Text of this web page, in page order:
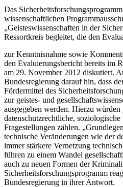
Das
wissenschaftlichen
„Geisteswissenschaften in der
Ressortkreis begleitet, die den
zur Kenntnisnahme sowie
den Evaluierungsbericht bereits im
am 29. November 2012 diskutiert.
Bundesregierung darauf hin, dass
Fördermittel des
zur geistes- und
ausgegeben werden. Hierzu würden
datenschutzrechtliche,
Fragestellungen zählen.
technische Veränderungen wie der
immer stärkere Vernetzung
führen zu einem Wandel
auch zu neuen Formen der
Sicherheitsforschungsprogramm
Bundesregierung in ihrer Antwort.